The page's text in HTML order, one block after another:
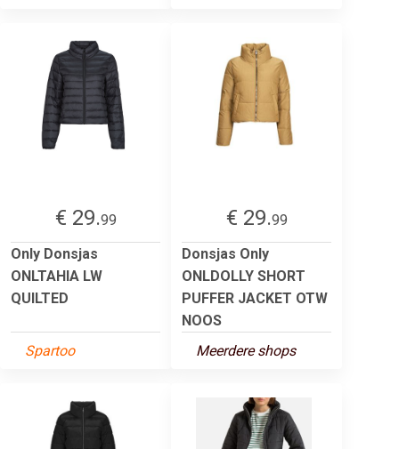
€ 29.99
Only Donsjas
ONLTAHIA LW
QUILTED
Spartoo
€ 29.99
Donsjas Only
ONLDOLLY SHORT
PUFFER JACKET OTW
NOOS
Meerdere shops